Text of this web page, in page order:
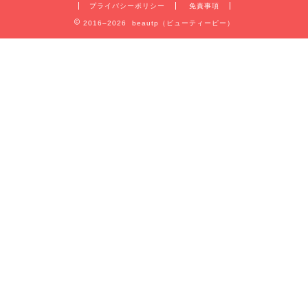
プライバシーポリシー 免責事項
2016–2026 beautp（ビューティーピー）